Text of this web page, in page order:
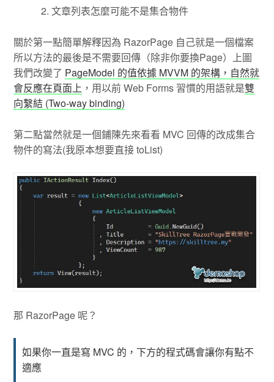
文章列表怎麼可能不是集合物件
關於第一點簡單解釋因為 RazorPage 自己就是一個檔案
所以方法的最後是不需要回傳（除非你要換Page）上圖
我們改變了 PageModel 的值依據 MVVM 的架構，自然就
會反應在頁面上 ，用以前 Web Forms 習慣的用語就是雙
向繫結 (Two-way binding)
第二點當然就是一個鋪陳先來看看 MVC 回傳的改成集合
物件的寫法(我原本想要直接 toList)
那 RazorPage 呢？
如果你一直是寫 MVC 的，下方的程式碼會讓你有點不
適應